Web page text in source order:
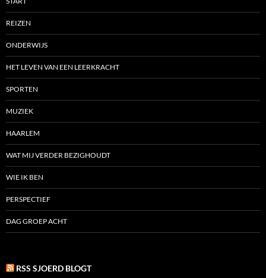
REIZEN
ONDERWIJS
HET LEVEN VAN EEN LEERKRACHT
SPORTEN
MUZIEK
HAARLEM
WAT MIJ VERDER BEZIGHOUDT
WIE IK BEN
PERSPECTIEF
DAG GROEP ACHT
RSS SJOERD BLOGT